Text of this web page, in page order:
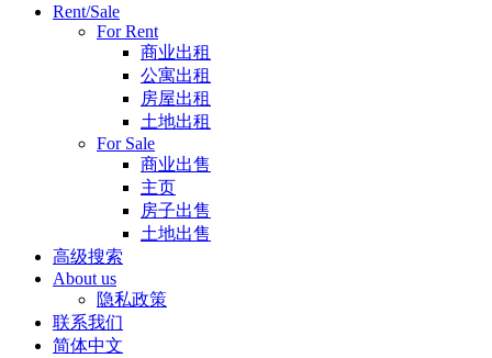
Rent/Sale
For Rent
商业出租
公寓出租
房屋出租
土地出租
For Sale
商业出售
主页
房子出售
土地出售
高级搜索
About us
隐私政策
联系我们
简体中文